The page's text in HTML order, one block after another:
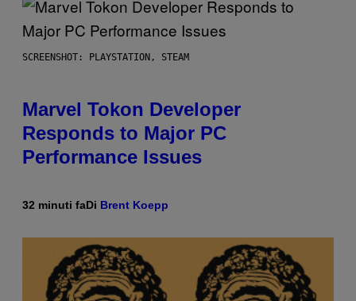
SCREENSHOT: PLAYSTATION, STEAM
Marvel Tokon Developer
Responds to Major PC
Performance Issues
32 minuti faDi Brent Koepp